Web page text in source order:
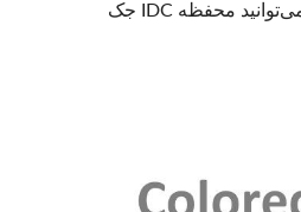
رنگ‌های زیادی برای انتخاب وجود دارد تا بتوانید جک کیستون بدون محافظ Cat6A Clamper خودتان را بسازید. می‌توانید محفظه IDC جک